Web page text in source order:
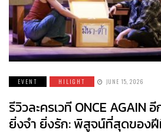
EVENT HILIGHT JUNE 15, 2026
รีวิวละครเวที ONCE AGAIN
ยิ่งจำ ยิ่งรัก: พิสูจน์ที่สุดของฝี